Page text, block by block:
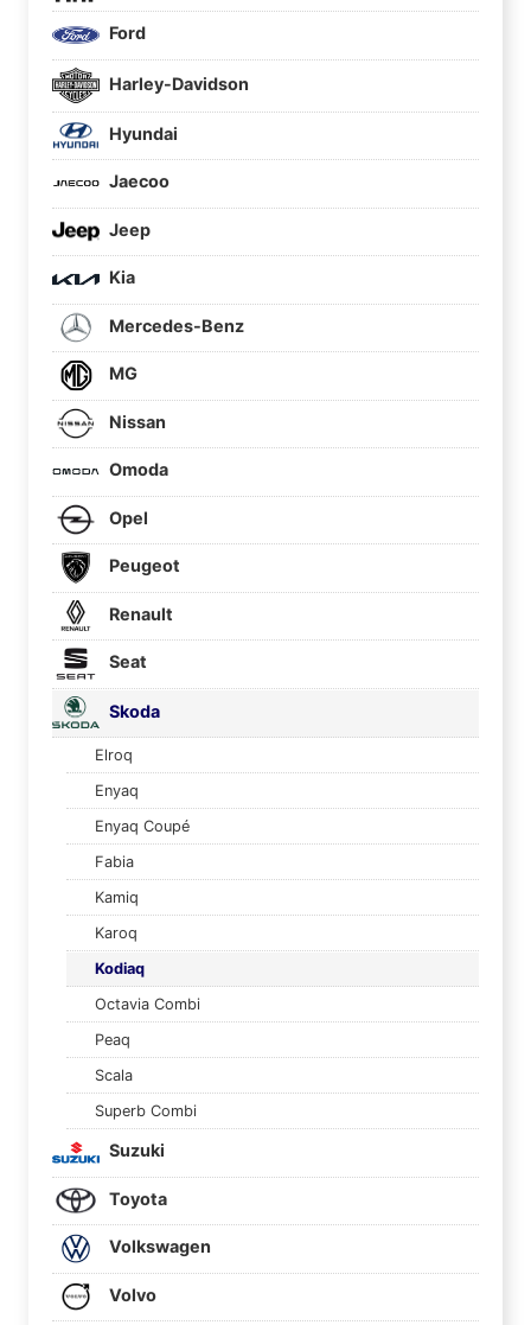
Ford
Harley-Davidson
Hyundai
Jaecoo
Jeep
Kia
Mercedes-Benz
MG
Nissan
Omoda
Opel
Peugeot
Renault
Seat
Skoda
Elroq
Enyaq
Enyaq Coupé
Fabia
Kamiq
Karoq
Kodiaq
Octavia Combi
Peaq
Scala
Superb Combi
Suzuki
Toyota
Volkswagen
Volvo